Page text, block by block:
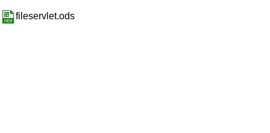
fileservlet.ods